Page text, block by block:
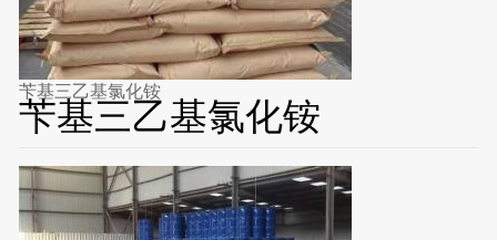
苄基三乙基氯化铵
苄基三乙基氯化铵